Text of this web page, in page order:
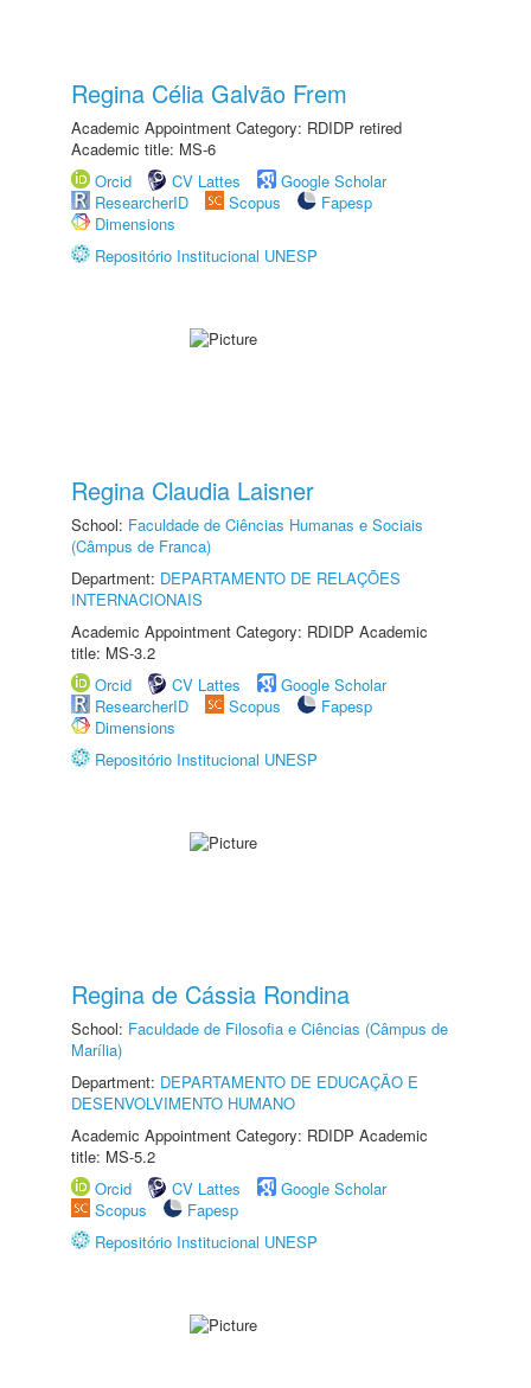
Regina Célia Galvão Frem
Academic Appointment Category: RDIDP retired
Academic title: MS-6
Orcid
CV Lattes
Google Scholar
ResearcherID
Scopus
Fapesp
Dimensions
Repositório Institucional UNESP
Regina Claudia Laisner
School: Faculdade de Ciências Humanas e Sociais
(Câmpus de Franca)
Department: DEPARTAMENTO DE RELAÇÕES
INTERNACIONAIS
Academic Appointment Category: RDIDP Academic
title: MS-3.2
Orcid
CV Lattes
Google Scholar
ResearcherID
Scopus
Fapesp
Dimensions
Repositório Institucional UNESP
Regina de Cássia Rondina
School: Faculdade de Filosofia e Ciências (Câmpus de
Marília)
Department: DEPARTAMENTO DE EDUCAÇÃO E
DESENVOLVIMENTO HUMANO
Academic Appointment Category: RDIDP Academic
title: MS-5.2
Orcid
CV Lattes
Google Scholar
Scopus
Fapesp
Repositório Institucional UNESP